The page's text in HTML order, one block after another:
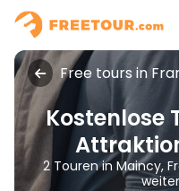
Free tours in
Kostenlose
2 Touren in Maincy,